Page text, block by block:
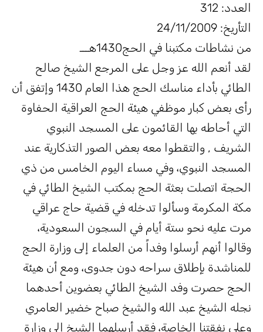
312
24/11/2009
نشاطات مكتبنا في الحج1430هـــ
أنعم الله عز وجل على المرجع الشيخ صالح
الطائي بأداء مناسك الحج هذا العام 1430 وإتفق أن
بعض كبار موظفي هيئة الحج العراقية الحفاوة
أحاطه بها القائمون على المسجد النبوي
, والتقطوا معه بعض الصور التذكارية عند
النبوي، وفي مساء اليوم الخامس من ذي
اتصلت بعثة الحج بمكتب الشيخ الطائي في
المكرمة وسألوا تدخله في قضية حاج عراقي
عليه نحو ستة أيام في السجون السعودية،
أنهم أرسلوا وفداً من العلماء إلى وزارة الحج
بإطلاق سراحه دون جدوى، ومع أن هيئة
حصرت وفد الشيخ الطائي بعضوين أحدهما
الشيخ عبد الله والشيخ صباح خضير العامري
نفقتنا الخاصة، فقد أرسلهما الشيخ إلى وزارة